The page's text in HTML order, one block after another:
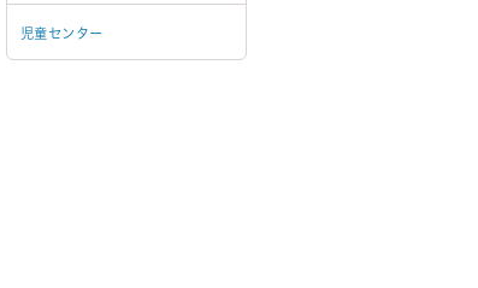
児童センター